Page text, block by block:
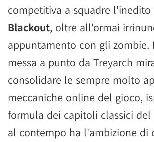
competitiva a squadre
Blackout, oltre all'ormai
appuntamento con gli zombie.
messa a punto da Treyarch
consolidare le sempre molto
meccaniche online del gioco,
formula dei capitoli classici del
al contempo ha l'ambizione di